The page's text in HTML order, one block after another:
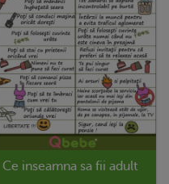
Ce inseamna sa fii adult